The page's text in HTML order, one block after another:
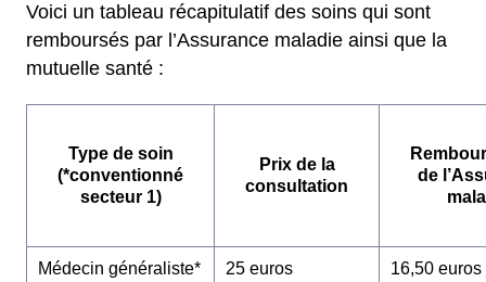
Voici un tableau récapitulatif des soins qui sont
remboursés par l’Assurance maladie ainsi que la
mutuelle santé :
Type de soin
(*conventionné
secteur 1)
Prix de la
consultation
de
Médecin généraliste* 25 euros 16,50 euros